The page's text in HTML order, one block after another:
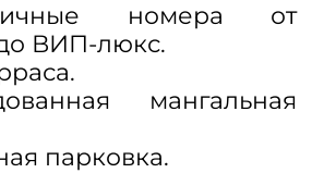
номера от
ВИП-люкс.
мангальная
парковка.